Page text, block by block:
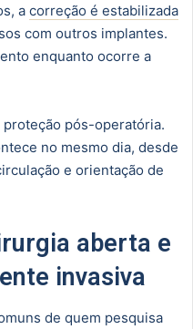
a correção é estabilizada
com outros implantes.
enquanto ocorre a
pós-operatória.
no mesmo dia, desde
e orientação de
aberta e
invasiva
de quem pesquisa